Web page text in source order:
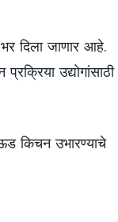
भर दिला जाणार आहे.
प्रक्रिया उद्योगांसाठी
किचन उभारण्याचे